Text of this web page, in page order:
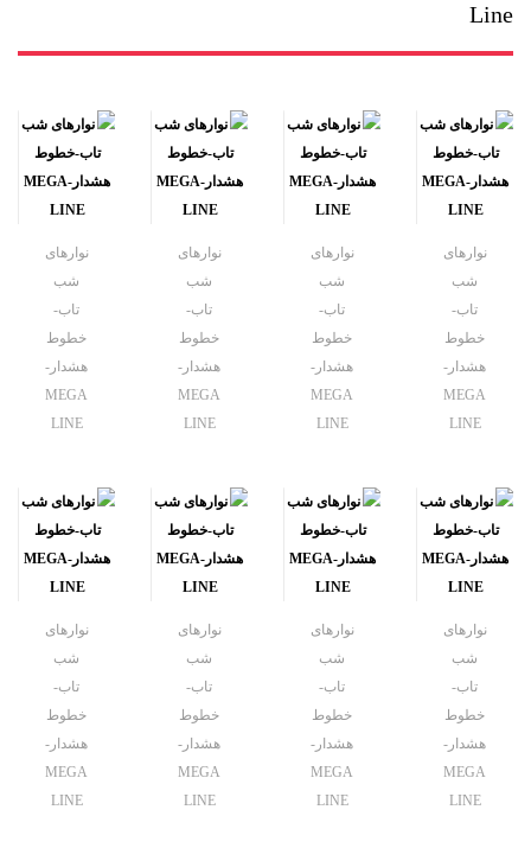
Line
نوارهای
شب
تاب-
خطوط
هشدار-
MEGA
LINE
نوارهای
شب
تاب-
خطوط
هشدار-
MEGA
LINE
نوارهای
شب
تاب-
خطوط
هشدار-
MEGA
LINE
نوارهای
شب
تاب-
خطوط
هشدار-
MEGA
LINE
نوارهای
شب
تاب-
خطوط
هشدار-
MEGA
LINE
نوارهای
شب
تاب-
خطوط
هشدار-
MEGA
LINE
نوارهای
شب
تاب-
خطوط
هشدار-
MEGA
LINE
نوارهای
شب
تاب-
خطوط
هشدار-
MEGA
LINE